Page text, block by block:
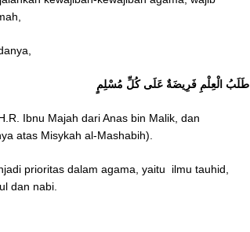
طَلَبُ الْعِلْمِ فَرِيضَةٌ عَلَى كُلِّ مُسْلِمٍ
Ibnu Majah dari Anas bin Malik, dan
atas Misykah al-Mashabih).
prioritas dalam agama, yaitu ilmu tauhid,
dan nabi.